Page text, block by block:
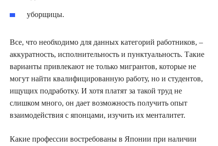
уборщицы.
Все, что необходимо для данных категорий работников, –
аккуратность, исполнительность и пунктуальность. Такие
варианты привлекают не только мигрантов, которые не
могут найти квалифицированную работу, но и студентов,
ищущих подработку. И хотя платят за такой труд не
слишком много, он дает возможность получить опыт
взаимодействия с японцами, изучить их менталитет.
Какие профессии востребованы в Японии при наличии